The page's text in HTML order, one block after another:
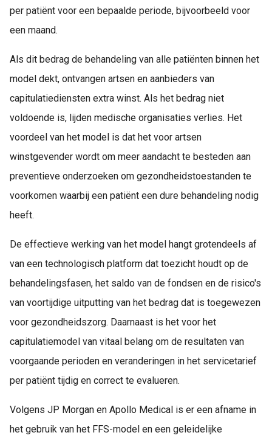
per patiënt voor een bepaalde periode, bijvoorbeeld voor
een maand.
Als dit bedrag de behandeling van alle patiënten binnen het
model dekt, ontvangen artsen en aanbieders van
capitulatiediensten extra winst. Als het bedrag niet
voldoende is, lijden medische organisaties verlies. Het
voordeel van het model is dat het voor artsen
winstgevender wordt om meer aandacht te besteden aan
preventieve onderzoeken om gezondheidstoestanden te
voorkomen waarbij een patiënt een dure behandeling nodig
heeft.
De effectieve werking van het model hangt grotendeels af
van een technologisch platform dat toezicht houdt op de
behandelingsfasen, het saldo van de fondsen en de risico's
van voortijdige uitputting van het bedrag dat is toegewezen
voor gezondheidszorg. Daarnaast is het voor het
capitulatiemodel van vitaal belang om de resultaten van
voorgaande perioden en veranderingen in het servicetarief
per patiënt tijdig en correct te evalueren.
Volgens JP Morgan en Apollo Medical is er een afname in
het gebruik van het FFS-model en een geleidelijke